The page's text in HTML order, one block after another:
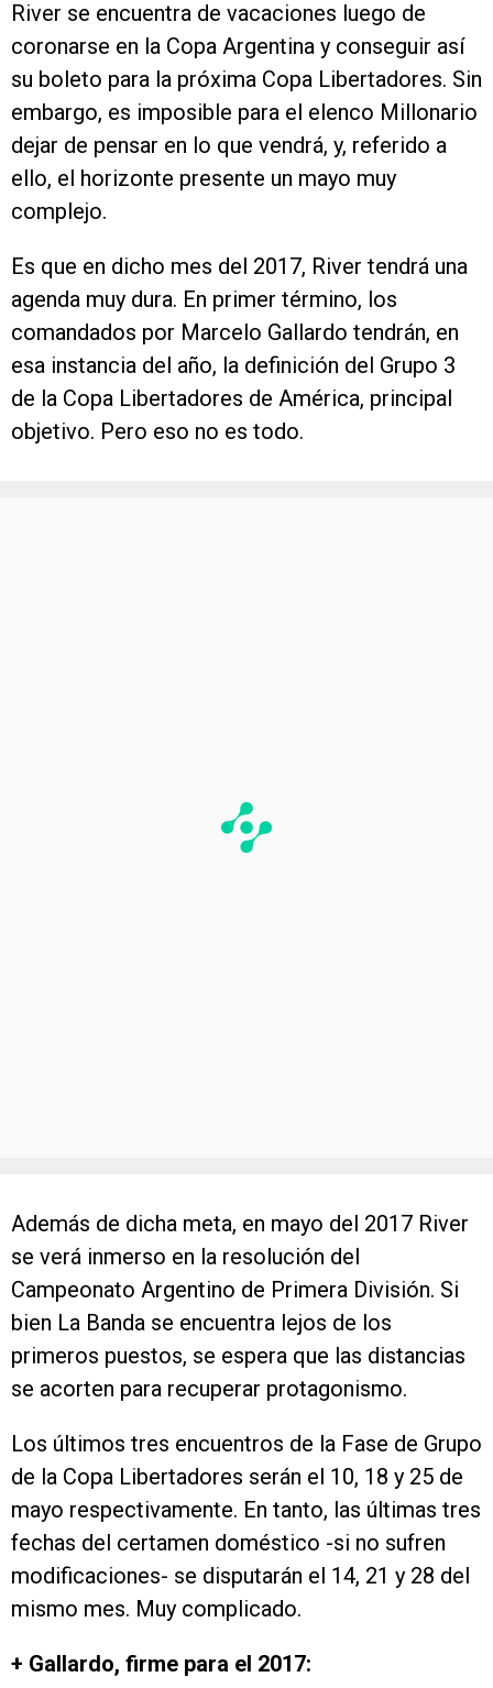
River se encuentra de vacaciones luego de
coronarse en la Copa Argentina y conseguir así
su boleto para la próxima Copa Libertadores. Sin
embargo, es imposible para el elenco Millonario
dejar de pensar en lo que vendrá, y, referido a
ello, el horizonte presente un mayo muy
complejo.
Es que en dicho mes del 2017, River tendrá una
agenda muy dura. En primer término, los
comandados por Marcelo Gallardo tendrán, en
esa instancia del año, la definición del Grupo 3
de la Copa Libertadores de América, principal
objetivo. Pero eso no es todo.
Además de dicha meta, en mayo del 2017 River
se verá inmerso en la resolución del
Campeonato Argentino de Primera División. Si
bien La Banda se encuentra lejos de los
primeros puestos, se espera que las distancias
se acorten para recuperar protagonismo.
Los últimos tres encuentros de la Fase de Grupo
de la Copa Libertadores serán el 10, 18 y 25 de
mayo respectivamente. En tanto, las últimas tres
fechas del certamen doméstico -si no sufren
modificaciones- se disputarán el 14, 21 y 28 del
mismo mes. Muy complicado.
+ Gallardo, firme para el 2017: